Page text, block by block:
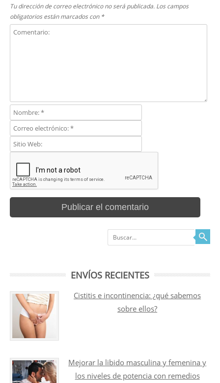
Tu dirección de correo electrónico no será publicada. Los campos
obligatorios están marcados con *
Buscar
ENVÍOS RECIENTES
Cistitis e incontinencia: ¿qué sabemos
sobre ellos?
Mejorar la libido masculina y femenina y
los niveles de potencia con remedios